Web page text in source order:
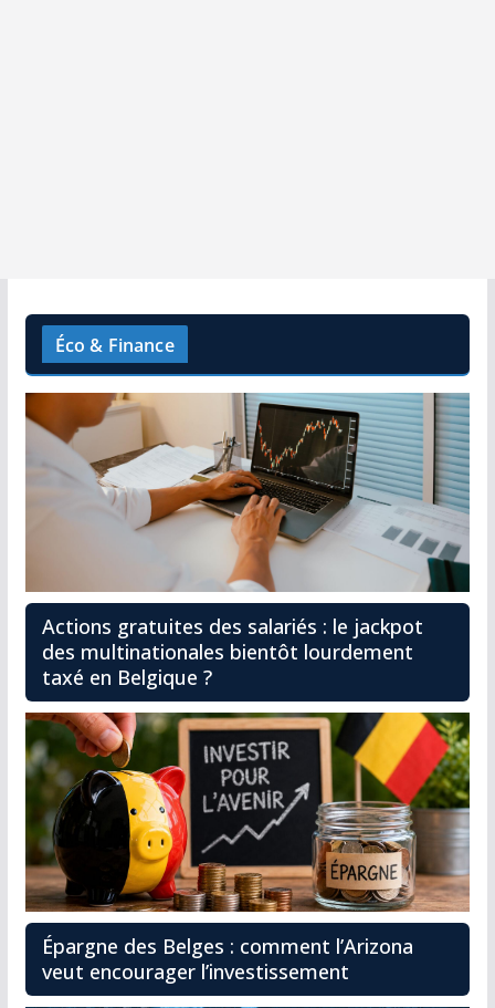
Éco & Finance
Actions gratuites des salariés : le jackpot
des multinationales bientôt lourdement
taxé en Belgique ?
Épargne des Belges : comment l’Arizona
veut encourager l’investissement